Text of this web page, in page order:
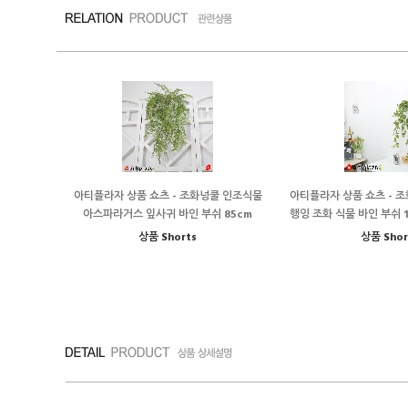
아티플라자 상품 쇼츠 - 조화넝쿨 인조식물
아스파라거스 잎사귀 바인 부쉬 85cm
상품 Shorts
아티플라자 상품 쇼츠 -
행잉 조화 식물 바인 부쉬
상품